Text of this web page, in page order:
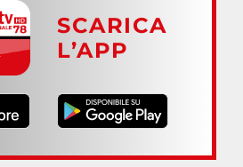
SCARICA
L’APP